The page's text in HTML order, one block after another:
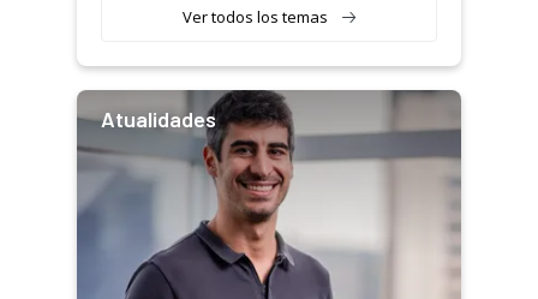
Ver todos los temas
Atualidades